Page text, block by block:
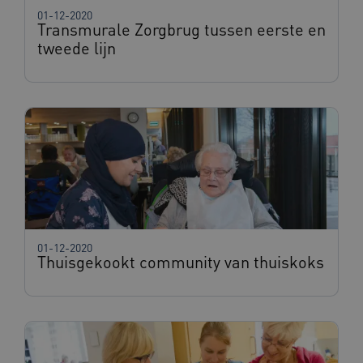
Transmurale Zorgbrug tussen eerste en
tweede lijn
01-12-2020
Thuisgekookt community van thuiskoks
01-12-2020
VISITOR_PRIVACY_METADATA
.youtube.com
ARRAffinity
Microsoft
Corporation
.www.beteroud.nl
Sessie